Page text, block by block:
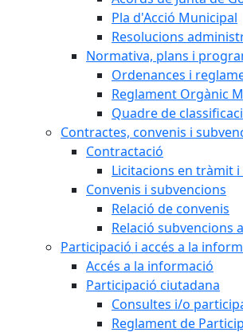
Pla d'Acció Municipal
Resolucions
Normativa, plans i
Ordenances i
Reglament Orgànic
Quadre de
Contractes, convenis i
Contractació
Licitacions en tràmit
Convenis i subvencions
Relació de convenis
Relació subvencions
Participació i accés a la
Accés a la informació
Participació ciutadana
Consultes i/o
Reglament de